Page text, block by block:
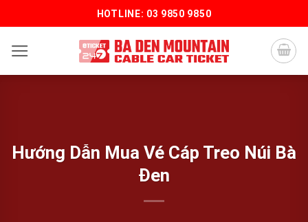
qua
nội
HOTLINE: 03 9850 9850
Hướng Dẫn Mua Vé Cáp Treo Núi Bà
Đen